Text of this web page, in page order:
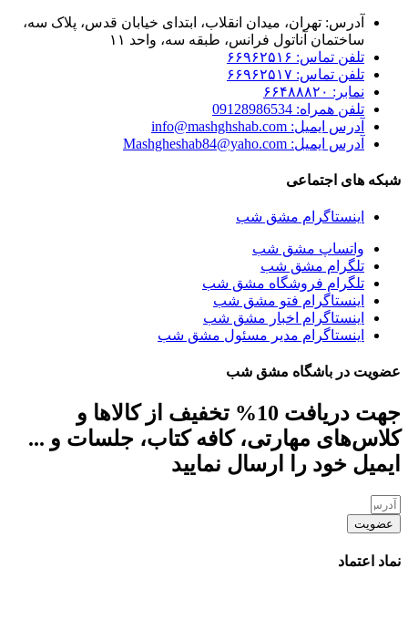
آدرس: تهران، میدان انقلاب، ابتدای خیابان قدس، پلاک سه،
ساختمان آناتول فرانس، طبقه سه، واحد ۱۱
تلفن تماس: ۶۶۹۶۲۵۱۶
تلفن تماس: ۶۶۹۶۲۵۱۷
نمابر: ۶۶۴۸۸۸۲۰
تلفن همراه: 09128986534
آدرس ایمیل: info@mashghshab.com
آدرس ایمیل: Mashgheshab84@yaho.com
شبکه های اجتماعی
اینستاگرام مشق شب
واتساپ مشق شب
تلگرام مشق شب
تلگرام فروشگاه مشق شب
اینستاگرام فتو مشق شب
اینستاگرام اخبار مشق شب
اینستاگرام مدیر مسئول مشق شب
عضویت در باشگاه مشق شب
جهت دریافت 10% تخفیف از کالاها و
کلاس‌های مهارتی، کافه کتاب، جلسات و ...
ایمیل خود را ارسال نمایید
عضویت
نماد اعتماد